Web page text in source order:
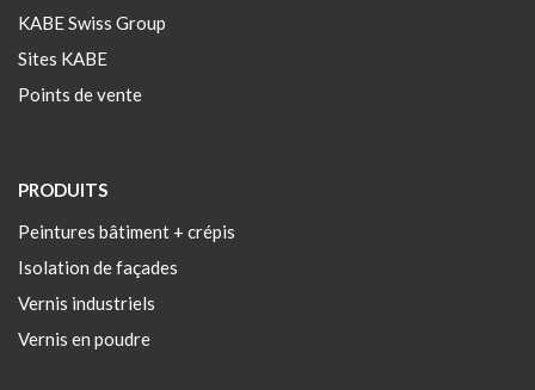
KABE Swiss Group
Sites KABE
Points de vente
PRODUITS
Peintures bâtiment + crépis
Isolation de façades
Vernis industriels
Vernis en poudre